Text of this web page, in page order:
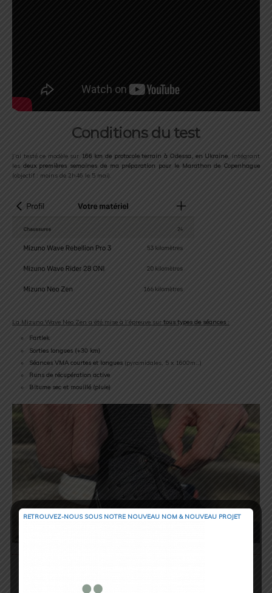
Conditions du test
J’ai testé ce modèle sur 166 km de protocole terrain à Odessa, en Ukraine, intégrant
les deux premières semaines de ma préparation pour le Marathon de Copenhague
(objectif : moins de 2h46 le 5 mai).
La Mizuno Wave Neo Zen a été mise à l’épreuve sur tous types de séances :
Fartlek
Sorties longues (+30 km)
Séances VMA courtes et longues (pyramidales, 5 x 1600m…)
Runs de récupération active
Bitume sec et mouillé (pluie)
RETROUVEZ-NOUS SOUS NOTRE NOUVEAU NOM & NOUVEAU PROJET